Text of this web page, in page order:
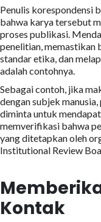
Penulis korespondensi
bahwa karya tersebut
proses publikasi.
penelitian, memastikan
standar etika, dan
adalah contohnya.
Sebagai contoh, jika
dengan subjek
diminta untuk
memverifikasi bahwa
yang ditetapkan oleh
Institutional Review
Kontak